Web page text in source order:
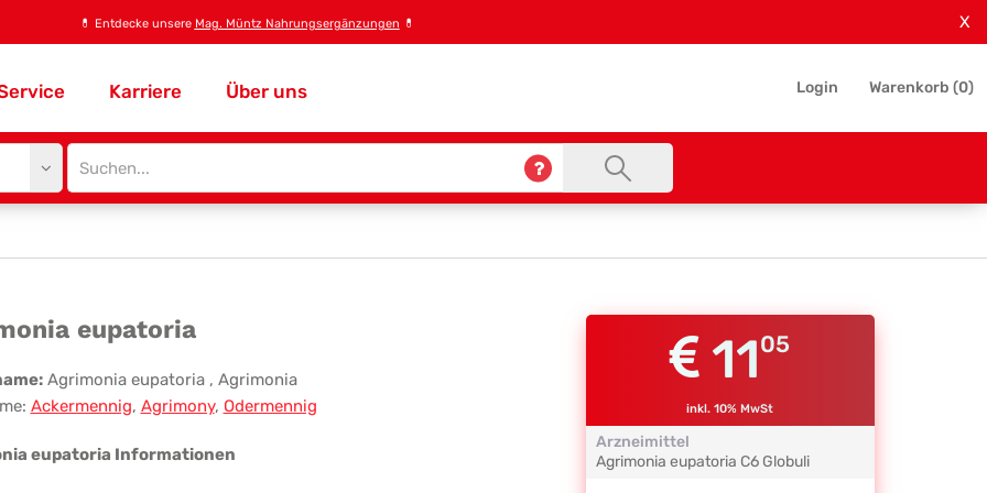
💊 Entdecke unsere Mag. Müntz Nahrungsergänzungen 💊 X
Karriere Über uns Login Warenkorb (0)
Site
search
eupatoria
Agrimonia eupatoria , Agrimonia
Ackermennig, Agrimony, Odermennig
eupatoria Informationen
1105
inkl. 10% MwSt
Arzneimittel
Agrimonia eupatoria C6 Globuli